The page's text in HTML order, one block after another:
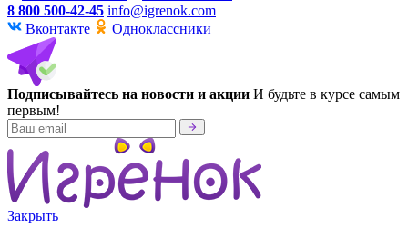
8 800 500-42-45 info@igrenok.com
Вконтакте
Одноклассники
Подписывайтесь на новости и акции И будьте в курсе самым
первым!
Закрыть